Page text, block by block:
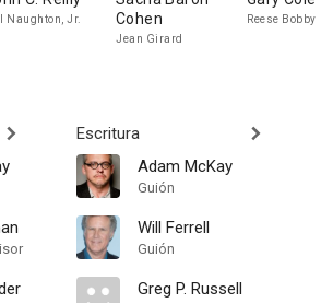
Naughton, Jr.
Cohen
Jean Girard
Reese Bobby
Escritura
Adam McKay
Guión
Will Ferrell
Guión
Greg P. Russell